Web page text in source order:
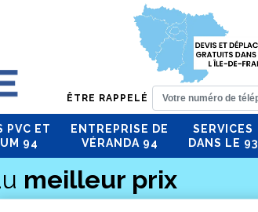
ÊTRE RAPPELÉ
PVC ET
94
ENTREPRISE DE
VÉRANDA 94
SERVICES
DANS LE 93
meilleur prix